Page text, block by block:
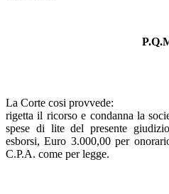
La Corte cosi provvede:
rigetta il ricorso e condanna la
spese di lite del presente
esborsi, Euro 3.000,00 per
C.P.A. come per legge.